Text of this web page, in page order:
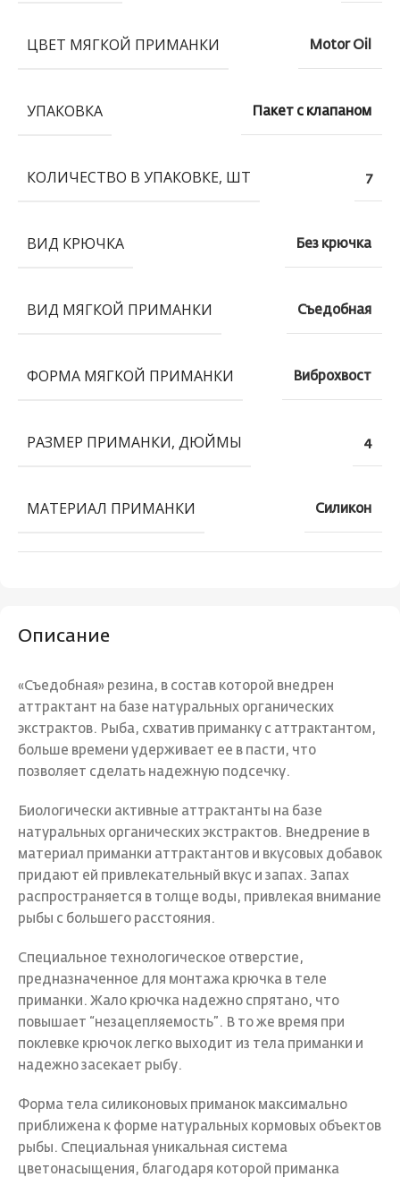
Описание
«Съедобная» резина, в состав которой внедрен
аттрактант на базе натуральных органических
экстрактов. Рыба, схватив приманку с аттрактантом,
больше времени удерживает ее в пасти, что
позволяет сделать надежную подсечку.
Биологически активные аттрактанты на базе
натуральных органических экстрактов. Внедрение в
материал приманки аттрактантов и вкусовых добавок
придают ей привлекательный вкус и запах. Запах
распространяется в толще воды, привлекая внимание
рыбы с большего расстояния.
Специальное технологическое отверстие,
предназначенное для монтажа крючка в теле
приманки. Жало крючка надежно спрятано, что
повышает “незацепляемость”. В то же время при
поклевке крючок легко выходит из тела приманки и
надежно засекает рыбу.
Форма тела силиконовых приманок максимально
приближена к форме натуральных кормовых объектов
рыбы. Специальная уникальная система
цветонасыщения, благодаря которой приманка
ЦВЕТ МЯГКОЙ ПРИМАНКИ Motor Oil
УПАКОВКА Пакет с клапаном
КОЛИЧЕСТВО В УПАКОВКЕ, ШТ 7
ВИД КРЮЧКА Без крючка
ВИД МЯГКОЙ ПРИМАНКИ Съедобная
ФОРМА МЯГКОЙ ПРИМАНКИ Виброхвост
РАЗМЕР ПРИМАНКИ, ДЮЙМЫ 4
МАТЕРИАЛ ПРИМАНКИ Силикон